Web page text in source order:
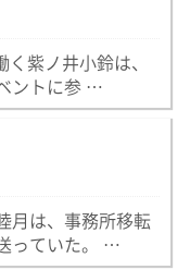
紫ノ井小鈴は、
ントに参 …
月は、事務所移転
っていた。 …